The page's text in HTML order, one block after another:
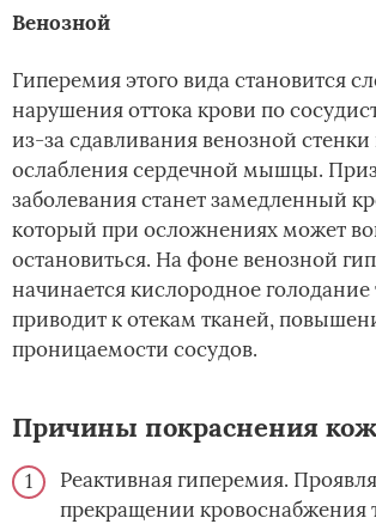
Венозной
Гиперемия этого вида становится
нарушения оттока крови по
из-за сдавливания венозной
ослабления сердечной мышцы.
заболевания станет замедленный
который при осложнениях может
остановиться. На фоне венозной
начинается кислородное голодание
приводит к отекам тканей,
проницаемости сосудов.
Причины покраснения
Реактивная гиперемия.
прекращении кровоснабжения